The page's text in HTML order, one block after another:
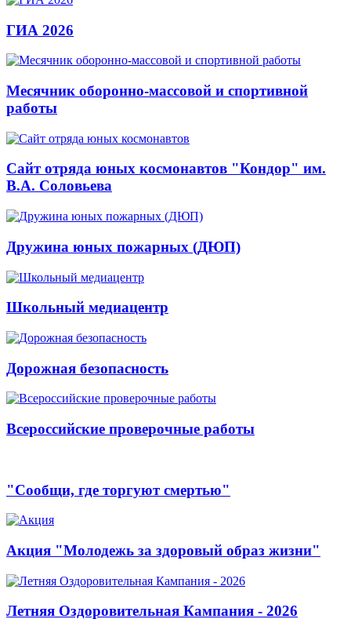
ГИА 2026
Месячник оборонно-массовой и спортивной
работы
Сайт отряда юных космонавтов "Кондор" им.
В.А. Соловьева
Дружина юных пожарных (ДЮП)
Школьный медиацентр
Дорожная безопасность
Всероссийские проверочные работы
"Сообщи, где торгуют смертью"
Акция "Молодежь за здоровый образ жизни"
Летняя Оздоровительная Кампания - 2026